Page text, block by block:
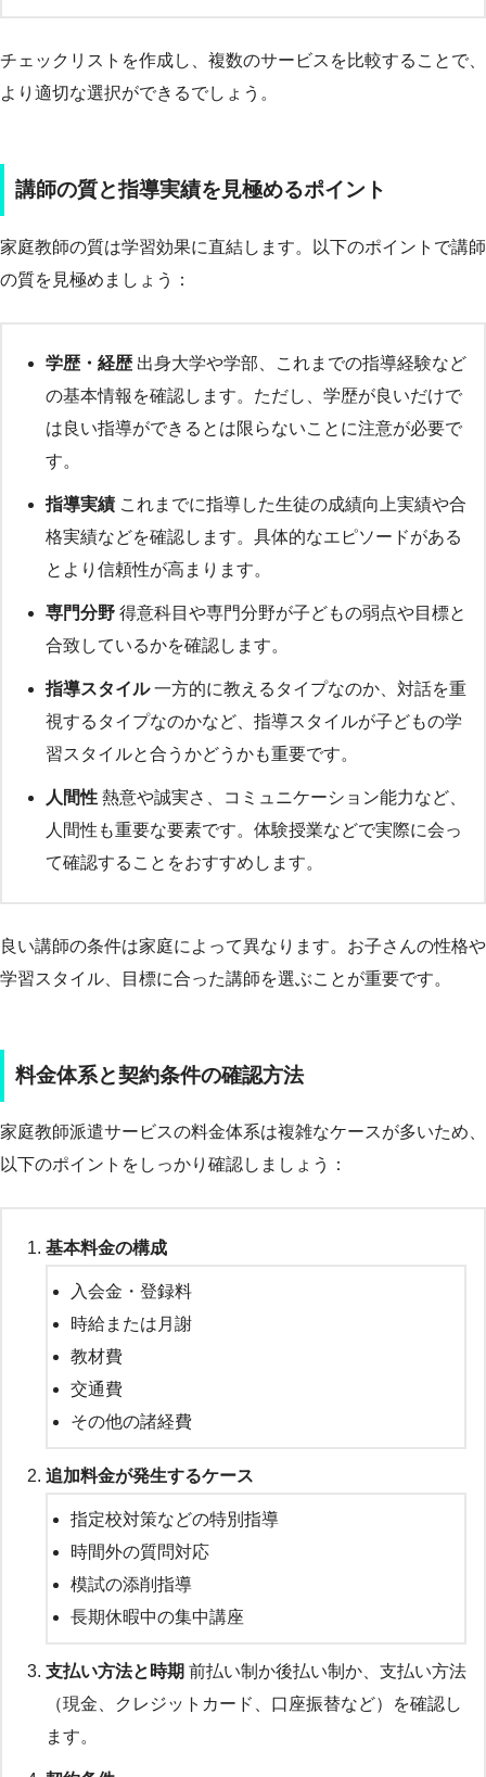
チェックリストを作成し、複数のサービスを比較することで、
より適切な選択ができるでしょう。
講師の質と指導実績を見極めるポイント
家庭教師の質は学習効果に直結します。以下のポイントで講師
の質を見極めましょう：
学歴・経歴出身大学や学部、これまでの指導経験など
の基本情報を確認します。ただし、学歴が良いだけで
は良い指導ができるとは限らないことに注意が必要で
す。
指導実績 これまでに指導した生徒の成績向上実績や合
格実績などを確認します。具体的なエピソードがある
とより信頼性が高まります。
専門分野 得意科目や専門分野が子どもの弱点や目標と
合致しているかを確認します。
指導スタイル一方的に教えるタイプなのか、対話を重
視するタイプなのかなど、指導スタイルが子どもの学
習スタイルと合うかどうかも重要です。
人間性 熱意や誠実さ、コミュニケーション能力など、
人間性も重要な要素です。体験授業などで実際に会っ
て確認することをおすすめします。
良い講師の条件は家庭によって異なります。お子さんの性格や
学習スタイル、目標に合った講師を選ぶことが重要です。
料金体系と契約条件の確認方法
家庭教師派遣サービスの料金体系は複雑なケースが多いため、
以下のポイントをしっかり確認しましょう：
基本料金の構成
入会金・登録料
時給または月謝
教材費
交通費
その他の諸経費
追加料金が発生するケース
指定校対策などの特別指導
時間外の質問対応
模試の添削指導
長期休暇中の集中講座
支払い方法と時期 前払い制か後払い制か、支払い方法
（現金、クレジットカード、口座振替など）を確認し
ます。